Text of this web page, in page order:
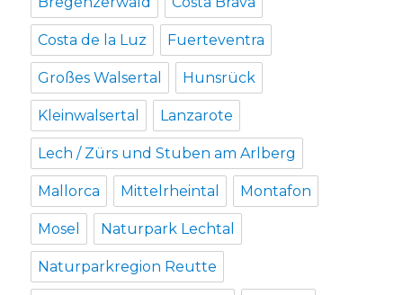
Costa de la Luz Fuerteventra
Großes Walsertal Hunsrück
Kleinwalsertal Lanzarote
Lech / Zürs und Stuben am Arlberg
Mallorca Mittelrheintal Montafon
Mosel Naturpark Lechtal
Naturparkregion Reutte